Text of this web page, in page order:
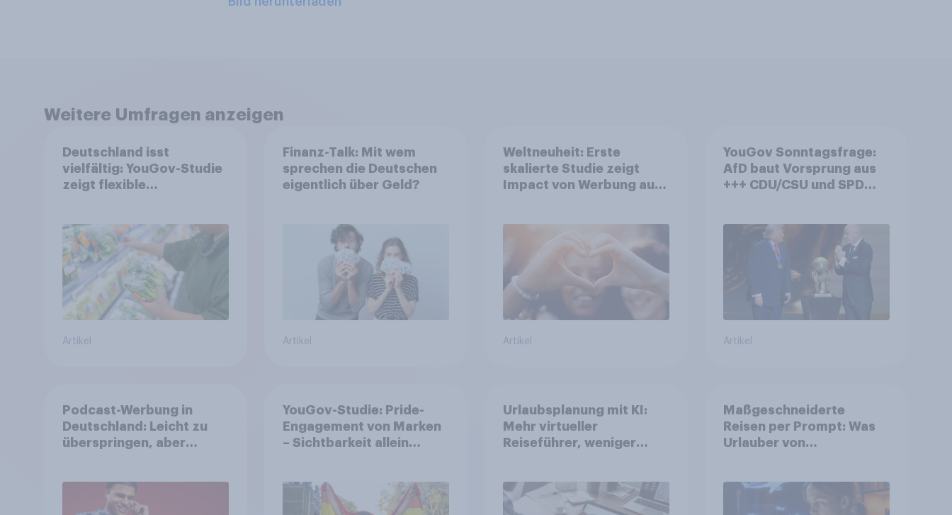
Weitere Umfragen anzeigen
Deutschland isst
vielfältig: YouGov-Studie
zeigt flexible
Artikel
Finanz-Talk: Mit wem
sprechen die Deutschen
eigentlich über Geld?
Artikel
Weltneuheit: Erste
skalierte Studie zeigt
Impact von Werbung auf
Artikel
YouGov Sonntagsfrage:
AfD baut Vorsprung aus
+++ CDU/CSU und SPD
wünschen sich Fußball-
WM ohne Politik
Artikel
Podcast-Werbung in
Deutschland: Leicht zu
überspringen, aber
YouGov-Studie: Pride-
Engagement von Marken
– Sichtbarkeit allein
Urlaubsplanung mit KI:
Mehr virtueller
Reiseführer, weniger
Maßgeschneiderte
Reisen per Prompt: Was
Urlauber von
Tools bei der
Reiseplanung bereits